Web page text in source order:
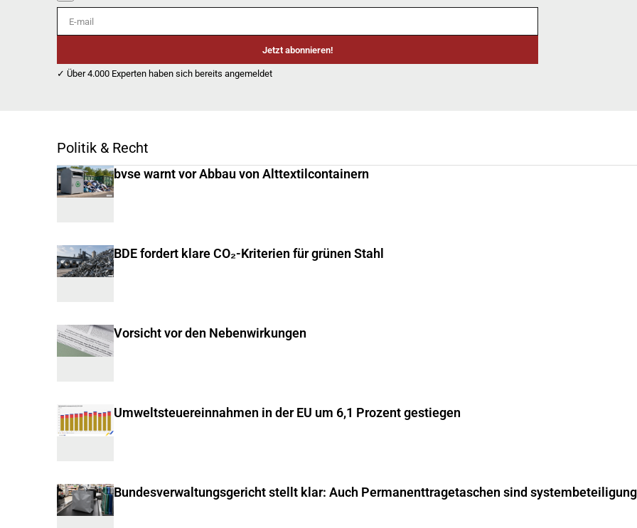
E-mail
Jetzt abonnieren!
✓ Über 4.000 Experten haben sich bereits angemeldet
Politik & Recht
bvse warnt vor Abbau von Alttextilcontainern
BDE fordert klare CO₂-Kriterien für grünen Stahl
Vorsicht vor den Nebenwirkungen
Umweltsteuereinnahmen in der EU um 6,1 Prozent gestiegen
Bundesverwaltungsgericht stellt klar: Auch Permanenttragetaschen sind